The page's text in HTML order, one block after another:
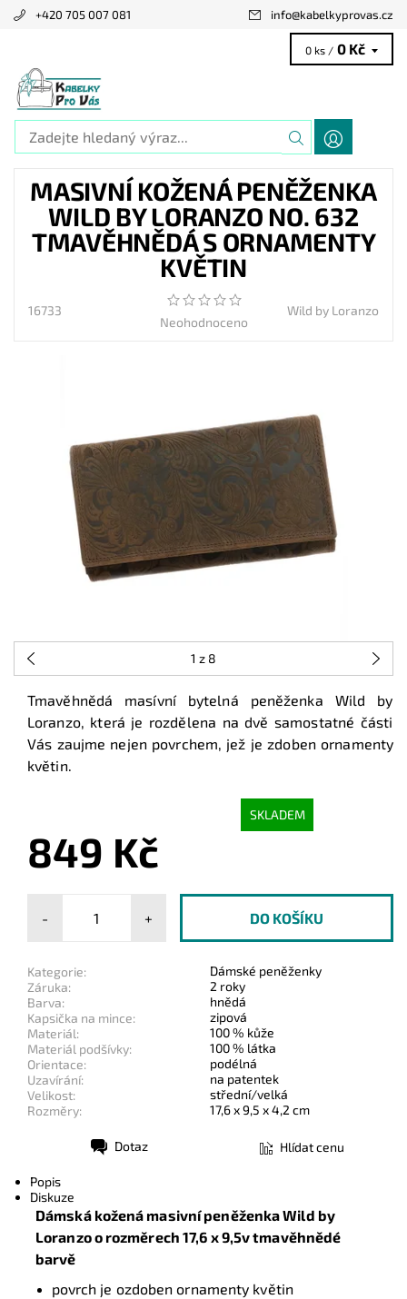
+420 705 007 081 info@kabelkyprovas.cz
0 ks / 0 Kč
MASIVNÍ KOŽENÁ PENĚŽENKA
WILD BY LORANZO NO. 632
TMAVĚHNĚDÁ S ORNAMENTY
KVĚTIN
16733
Neohodnoceno
Wild by Loranzo
1 z 8
Tmavěhnědá masívní bytelná peněženka Wild by
Loranzo, která je rozdělena na dvě samostatné části
Vás zaujme nejen povrchem, jež je zdoben ornamenty
květin.
SKLADEM
849 Kč
- +
Kategorie:
Dámské peněženky
Záruka:
2 roky
Barva:
hnědá
Kapsička na mince:
zipová
Materiál:
100 % kůže
Materiál podšívky:
100 % látka
Orientace:
podélná
Uzavírání:
na patentek
Velikost:
střední/velká
Rozměry:
17,6 x 9,5 x 4,2 cm
Dotaz Hlídat cenu
Popis
Diskuze
Dámská kožená masivní peněženka Wild by
Loranzo o rozměrech 17,6 x 9,5v tmavěhnědé
barvě
povrch je ozdoben ornamenty květin